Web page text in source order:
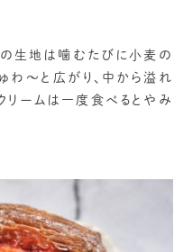
生地は噛むたびに小麦の
わ～と広がり、中から溢れ
リームは一度食べるとやみ